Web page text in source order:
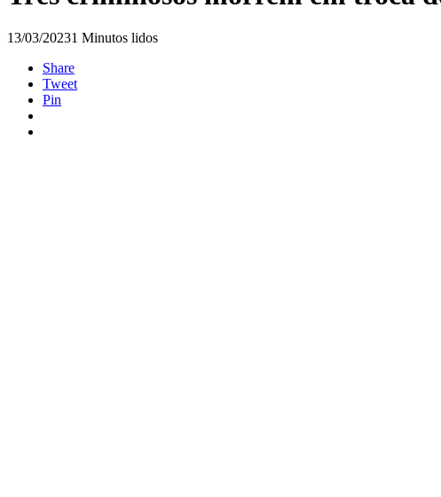
13/03/20231 Minutos lidos
Share
Tweet
Pin